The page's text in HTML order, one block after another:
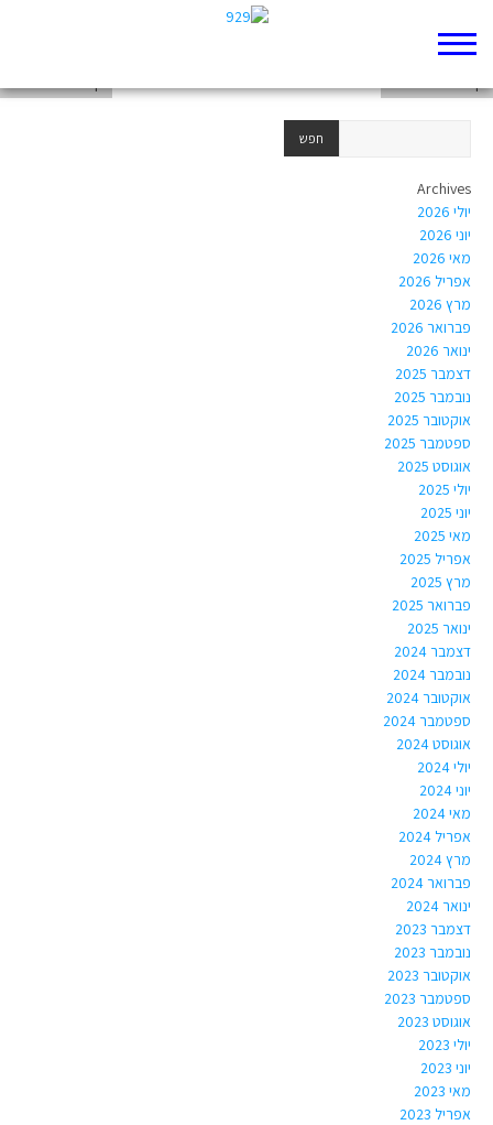
Archives
יולי 2026
יוני 2026
מאי 2026
אפריל 2026
מרץ 2026
פברואר 2026
ינואר 2026
דצמבר 2025
נובמבר 2025
אוקטובר 2025
ספטמבר 2025
אוגוסט 2025
יולי 2025
יוני 2025
מאי 2025
אפריל 2025
מרץ 2025
פברואר 2025
ינואר 2025
דצמבר 2024
נובמבר 2024
אוקטובר 2024
ספטמבר 2024
אוגוסט 2024
יולי 2024
יוני 2024
מאי 2024
אפריל 2024
מרץ 2024
פברואר 2024
ינואר 2024
דצמבר 2023
נובמבר 2023
אוקטובר 2023
ספטמבר 2023
אוגוסט 2023
יולי 2023
יוני 2023
מאי 2023
אפריל 2023